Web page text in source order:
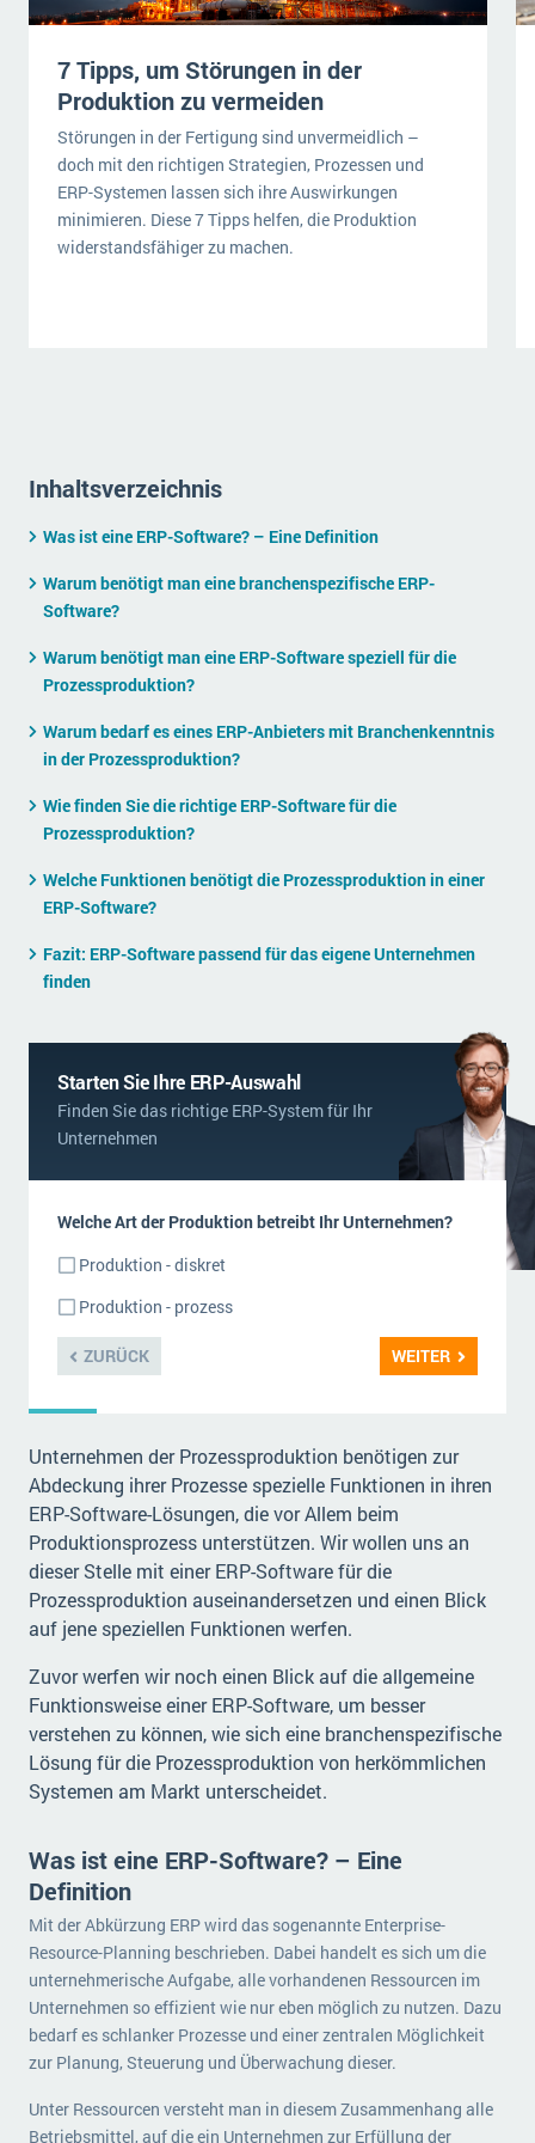
Logistik
Immobilien
Services
Textil und Mode
Vermietung
Versorgung
wichtigsten Punkte, die es zu beachten gilt
Service Level Agreements (SLA) und ERP: Was muss man wissen?
ERP-Software für Abfallentsorger
Digitale Arbeitsaufträge in Ihrem ERP- oder FSM-System: clever und effizient
MEHR ÜBER ERP-SOFTWARE
Datenintegration
SAP investiert mit zwei strategischen Übernahmen in Enterprise-KI
ERP-Trends in der Produktion
NACHRICHTENARCHIV
7 Tipps, um Störungen in der
Produktion zu vermeiden
Störungen in der Fertigung sind unvermeidlich –
doch mit den richtigen Strategien, Prozessen und
ERP-Systemen lassen sich ihre Auswirkungen
minimieren. Diese 7 Tipps helfen, die Produktion
widerstandsfähiger zu machen.
Inhaltsverzeichnis
Was ist eine ERP-Software? – Eine Definition
Warum benötigt man eine branchenspezifische ERP-
Software?
Warum benötigt man eine ERP-Software speziell für die
Prozessproduktion?
Warum bedarf es eines ERP-Anbieters mit Branchenkenntnis
in der Prozessproduktion?
Wie finden Sie die richtige ERP-Software für die
Prozessproduktion?
Welche Funktionen benötigt die Prozessproduktion in einer
ERP-Software?
Fazit: ERP-Software passend für das eigene Unternehmen
finden
Starten Sie Ihre ERP-Auswahl
Finden Sie das richtige ERP-System für Ihr
Unternehmen
ZURÜCK WEITER
Welche Art der Produktion betreibt Ihr Unternehmen?
Produktion - diskret
Produktion - prozess
Unternehmen der Prozessproduktion benötigen zur
Abdeckung ihrer Prozesse spezielle Funktionen in ihren
ERP-Software-Lösungen, die vor Allem beim
Produktionsprozess unterstützen. Wir wollen uns an
dieser Stelle mit einer ERP-Software für die
Prozessproduktion auseinandersetzen und einen Blick
auf jene speziellen Funktionen werfen.
Zuvor werfen wir noch einen Blick auf die allgemeine
Funktionsweise einer ERP-Software, um besser
verstehen zu können, wie sich eine branchenspezifische
Lösung für die Prozessproduktion von herkömmlichen
Systemen am Markt unterscheidet.
Was ist eine ERP-Software? – Eine
Definition
Mit der Abkürzung ERP wird das sogenannte Enterprise-
Resource-Planning beschrieben. Dabei handelt es sich um die
unternehmerische Aufgabe, alle vorhandenen Ressourcen im
Unternehmen so effizient wie nur eben möglich zu nutzen. Dazu
bedarf es schlanker Prozesse und einer zentralen Möglichkeit
zur Planung, Steuerung und Überwachung dieser.
Unter Ressourcen versteht man in diesem Zusammenhang alle
Betriebsmittel, auf die ein Unternehmen zur Erfüllung der